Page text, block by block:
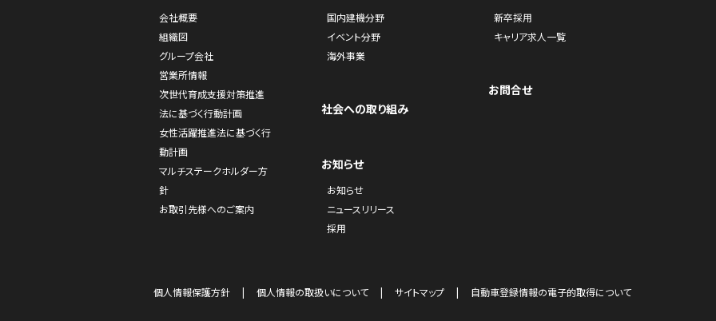
会社概要
組織図
グループ会社
営業所情報
次世代育成支援対策推進
法に基づく行動計画
女性活躍推進法に基づく行
動計画
マルチステークホルダー方
針
お取引先様へのご案内
国内建機分野
イベント分野
海外事業
社会への取り組み
お知らせ
お知らせ
ニュースリリース
採用
新卒採用
キャリア求人一覧
お問合せ
個人情報保護方針 個人情報の取扱いについて サイトマップ 自動車登録情報の電子的取得について